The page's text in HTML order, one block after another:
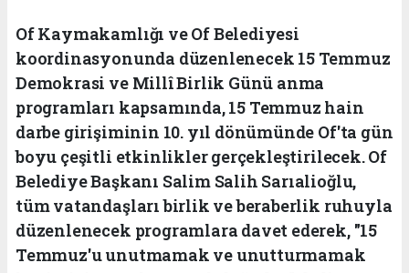
Of Kaymakamlığı ve Of Belediyesi
koordinasyonunda düzenlenecek 15 Temmuz
Demokrasi ve Millî Birlik Günü anma
programları kapsamında, 15 Temmuz hain
darbe girişiminin 10. yıl dönümünde Of'ta gün
boyu çeşitli etkinlikler gerçekleştirilecek. Of
Belediye Başkanı Salim Salih Sarıalioğlu,
tüm vatandaşları birlik ve beraberlik ruhuyla
düzenlenecek programlara davet ederek, "15
Temmuz'u unutmamak ve unutturmamak